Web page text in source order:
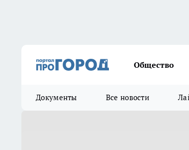
Общество
Документы Все новости